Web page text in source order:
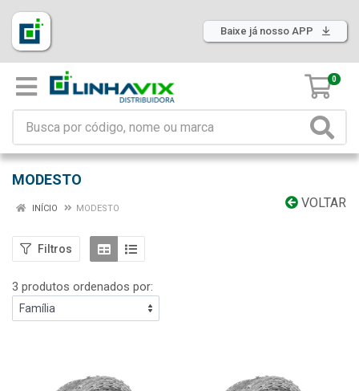
Baixe já nosso APP
0
MODESTO
VOLTAR
INÍCIO MODESTO
Filtros
3 produtos ordenados por: